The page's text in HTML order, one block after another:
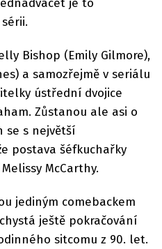
je to
Bishop (Emily Gilmore),
a samozřejmě v seriálu
ústřední dvojice
Zůstanou ale asi o
se s největší
postava šéfkuchařky
McCarthy.
jediným comebackem
ještě pokračování
sitcomu z 90. let.